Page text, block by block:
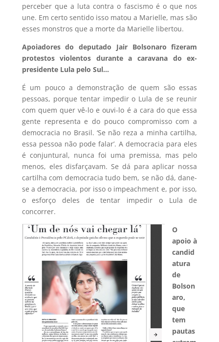
perceber que a luta contra o fascismo é o que nos
une. Em certo sentido isso matou a Marielle, mas são
esses monstros que a morte da Marielle libertou.
Apoiadores do deputado Jair Bolsonaro fizeram
protestos violentos durante a caravana do ex-
presidente Lula pelo Sul…
É um pouco a demonstração de quem são essas
pessoas, porque tentar impedir o Lula de se reunir
com quem quer vê-lo e ouvi-lo é a cara do que essa
gente representa e do pouco compromisso com a
democracia no Brasil. ‘Se não reza a minha cartilha,
essa pessoa não pode falar’. A democracia para eles
é conjuntural, nunca foi uma premissa, mas pelo
menos, eles disfarçavam. Se dá para aplicar nossa
cartilha com democracia tudo bem, se não dá, dane-
se a democracia, por isso o impeachment e, por isso,
o esforço deles de tentar impedir o Lula de
concorrer.
O
apoio à
candid
atura
de
Bolson
aro,
que
tem
pautas